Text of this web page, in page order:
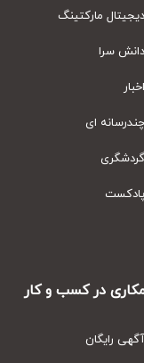
مارکتینگ
سرا
ای
در کسب و کار
رایگان